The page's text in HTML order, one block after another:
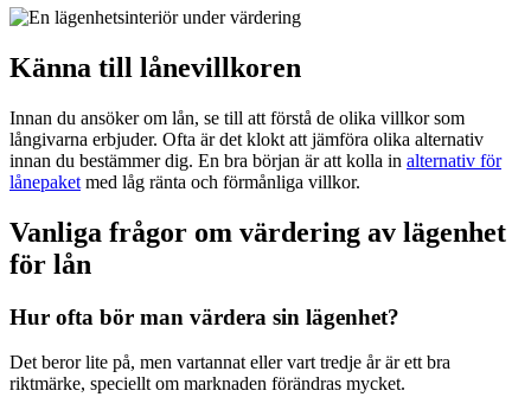
Känna till lånevillkoren
Innan du ansöker om lån, se till att förstå de olika villkor som
långivarna erbjuder. Ofta är det klokt att jämföra olika alternativ
innan du bestämmer dig. En bra början är att kolla in alternativ för
lånepaket med låg ränta och förmånliga villkor.
Vanliga frågor om värdering av lägenhet
för lån
Hur ofta bör man värdera sin lägenhet?
Det beror lite på, men vartannat eller vart tredje år är ett bra
riktmärke, speciellt om marknaden förändras mycket.